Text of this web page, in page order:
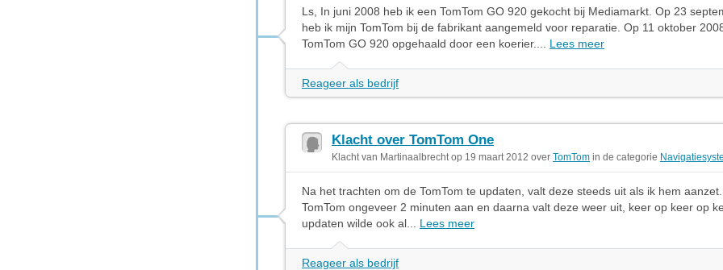
Ls, In juni 2008 heb ik een TomTom GO 920 gekocht bij Mediamarkt. Op 23
heb ik mijn TomTom bij de fabrikant aangemeld voor reparatie. Op 11 oktober
TomTom GO 920 opgehaald door een koerier.... Lees meer
Reageer als bedrijf
Klacht over TomTom One
Klacht van Martinaalbrecht op 19 maart 2012 over TomTom in de categorie
Na het trachten om de TomTom te updaten, valt deze steeds uit als ik hem
TomTom ongeveer 2 minuten aan en daarna valt deze weer uit, keer op keer op
updaten wilde ook al... Lees meer
Reageer als bedrijf